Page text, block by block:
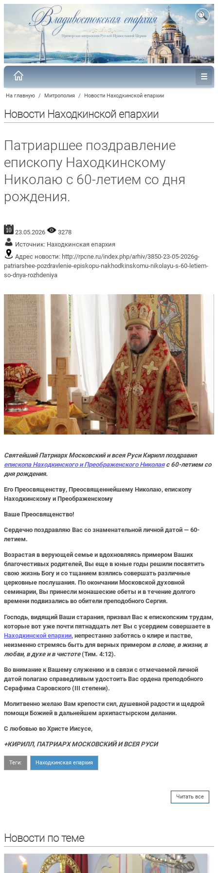
На главную / Митрополия / Новости Находкинской епархии
Новости Находкинской епархии
Патриаршее поздравление
епископу Находкинскому
Николаю с 60-летием со дня
рождения.
23.05.2026
3278
Источник: Находкинская епархия
Адрес новости: http://rpcne.ru/index.php/arhiv/3850-23-05-2026g-
patriarshee-pozdravlenie-episkopu-nakhodkinskomu-nikolayu-s-60-letiem-
so-dnya-rozhdeniya
Святейший Патриарх Московский и всея Руси Кирилл поздравил
епископа Находкинского и Преображенского Николаяс 60-летием со
дня рождения.
Его Преосвященству, Преосвященнейшему Николаю, епископу
Находкинскому и Преображенскому
Ваше Преосвященство!
Сердечно поздравляю Вас со знаменательной личной датой — 60-
летием.
Возрастая в верующей семье и вдохновляясь примером Ваших
благочестивых родителей, Вы еще в юные годы решили посвятить
свою жизнь Богу и со тщанием взялись совершать различные
церковные послушания. По окончании Московской духовной
семинарии, Вы принесли монашеские обеты и в течение долгого
времени подвизались во обители преподобного Сергия.
Господь, видящий Ваши старания, призвал Вас к епископским трудам,
которые вот уже почти пятнадцать лет Вы с усердием совершаете в
Находкинской епархии, непрестанно заботясь о клире и пастве,
неизменно стремясь быть для верных примером в слове, в жизни, в
любви, в духе и в чистоте(Тим. 4:12).
Во внимание к Вашему служению и в связи с отмечаемой личной
датой полагаю справедливым удостоить Вас ордена преподобного
Серафима Саровского (III степени).
Молитвенно желаю Вам крепости сил, душевной радости и щедрой
помощи Божией в дальнейшем архипастырском делании.
С любовью во Христе Иисусе,
+КИРИЛЛ, ПАТРИАРХ МОСКОВСКИЙ И ВСЕЯ РУСИ
Теги: Находкинская епархия
Читать все
Новости по теме